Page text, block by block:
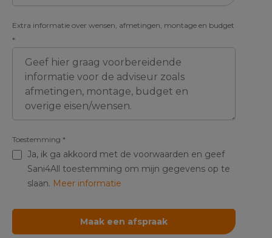
Extra informatie over wensen, afmetingen, montage en budget
*
Ja, ik ga akkoord met de voorwaarden en geef
Sani4All toestemming om mijn gegevens op te
slaan. Meer informatie
Toestemming *